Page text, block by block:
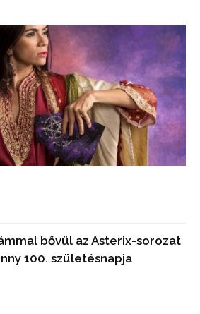
bővül az Asterix-sorozat
100. születésnapja